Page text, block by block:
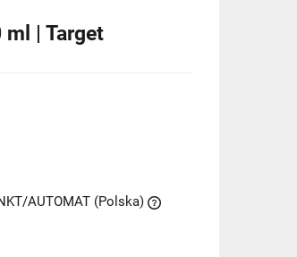
| Target
AUTOMAT (Polska)